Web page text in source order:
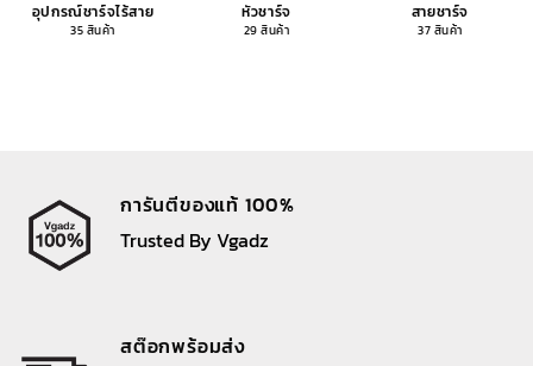
อุปกรณ์ชาร์จไร้สาย
35 สินค้า
หัวชาร์จ
29 สินค้า
สายชาร์จ
37 สินค้า
การันตีของแท้ 100%
Trusted By Vgadz
สต๊อกพร้อมส่ง